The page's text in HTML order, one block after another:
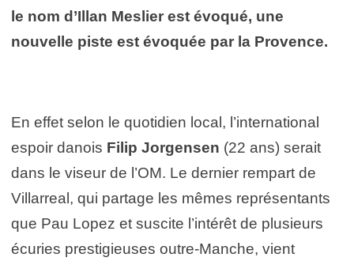
le nom d’Illan Meslier est évoqué, une
nouvelle piste est évoquée par la Provence.
En effet selon le quotidien local, l’international
espoir danois Filip Jorgensen (22 ans) serait
dans le viseur de l’OM. Le dernier rempart de
Villarreal, qui partage les mêmes représentants
que Pau Lopez et suscite l’intérêt de plusieurs
écuries prestigieuses outre-Manche, vient